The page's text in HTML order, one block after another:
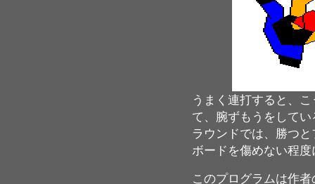
うまく連打すると、
て、腕ずもうをして
ラウンドでは、勝つ
ボードを傷めない程
このプログラムは作